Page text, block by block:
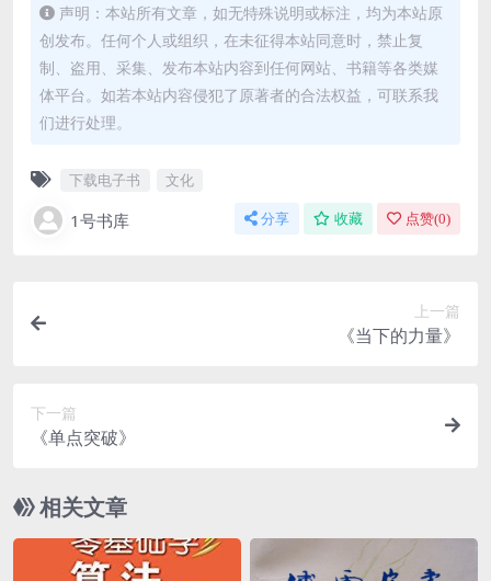
声明：本站所有文章，如无特殊说明或标注，均为本站原
创发布。任何个人或组织，在未征得本站同意时，禁止复
制、盗用、采集、发布本站内容到任何网站、书籍等各类媒
体平台。如若本站内容侵犯了原著者的合法权益，可联系我
们进行处理。
下载电子书 文化
1号书库 分享 收藏 点赞(0)
上一篇
《当下的力量》
下一篇
《单点突破》
相关文章